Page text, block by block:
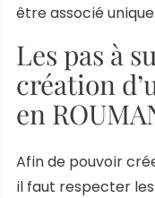
être associé unique.
Les pas à
création
en
Afin de pouvoir
il faut respecter